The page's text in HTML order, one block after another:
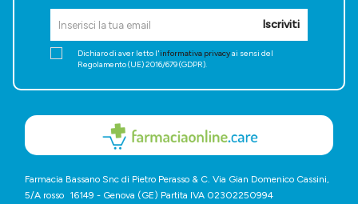
Iscriviti
Dichiaro di aver letto l'informativa privacyai sensi del
Regolamento (UE) 2016/679 (GDPR).
Farmacia Bassano Snc di Pietro Perasso & C. Via Gian Domenico Cassini,
5/A rosso 16149 - Genova (GE) Partita IVA 02302250994